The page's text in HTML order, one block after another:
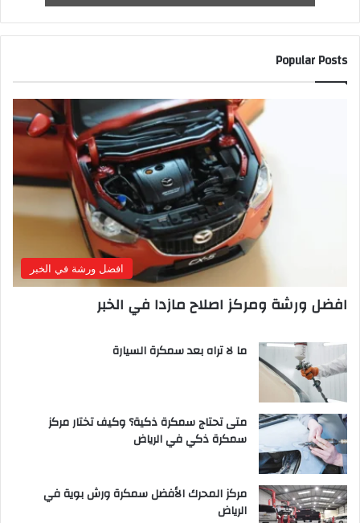
Popular Posts
افضل ورشة في الخبر
افضل ورشة ومركز اصلاح مازدا في الخبر
ما لا تراه بعد سمكرة السيارة
متى تحتاج سمكرة ذكية؟ وكيف تختار مركز
سمكرة ذكي في الرياض
مركز المحرك الأفضل سمكرة ورش بوية في
الرياض